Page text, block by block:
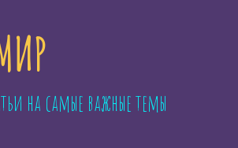
на самые важные темы